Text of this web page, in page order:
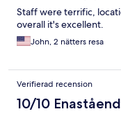
Staff were terrific,
overall it's excellent.
John, 2 nätters resa
Verifierad recension
10/10